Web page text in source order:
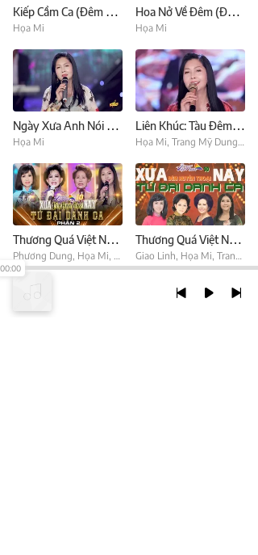
Kiếp Cầm Ca (Đêm Huyền Thoại)
Họa Mi
Hoa Nở Về Đêm (Đêm Huyền Thoại)
Họa Mi
Ngày Xưa Anh Nói (Đêm Huyền Thoại)
Họa Mi
Liên Khúc: Tàu Đêm Đợi Chờ (Đêm Huyền Thoại)
Họa Mi Trang Mỹ Dung
Thương Quá Việt Nam Phần 2 (Fullshow)
Phương Dung Họa Mi Giao Linh , Trang Mỹ Dung
Thương Quá Việt Nam Phần 1 (Fullshow)
Giao Linh Họa Mi Trang Mỹ Dung
00:00